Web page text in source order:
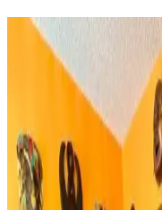
Huzur Party Store 5
Çam Dalı
İki farklı yeşil çam dalı
yorumları ve kullanım
dekorasyonunuza en
Rattan
Sunan Dekorasyon